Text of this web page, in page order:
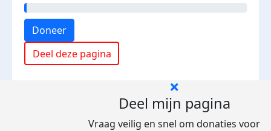
Doneer
Deel deze pagina
Deel mijn pagina
Vraag veilig en snel om donaties voor